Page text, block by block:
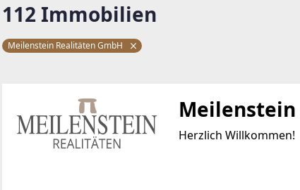
112 Immobilien
Meilenstein Realitäten GmbH
Meilenstein
Herzlich Willkommen!